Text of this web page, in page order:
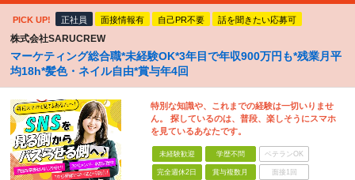
PICK UP! 正社員 面接情報有 自己PR不要 話を聞きたい応募可
株式会社SARUCREW
マーケティング総合職*未経験OK*3年目で年収900万円も*残業月平
均18h*髪色・ネイル自由*賞与年4回
特別な知識や、これまでの経験は一切いりませ
ん。 探しているのは、普段、楽しそうにスマホ
を見ているあなたです。
未経験歓迎 学歴不問 ベテランOK
完全週休2日 賞与複数月 面接1回